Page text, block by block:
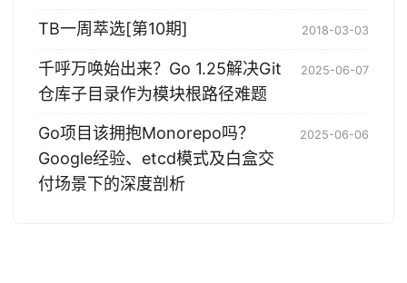
TB一周萃选[第10期] 2018-03-03
千呼万唤始出来？Go 1.25解决Git
仓库子目录作为模块根路径难题
2025-06-07
Go项目该拥抱Monorepo吗？
Google经验、etcd模式及白盒交
付场景下的深度剖析
2025-06-06